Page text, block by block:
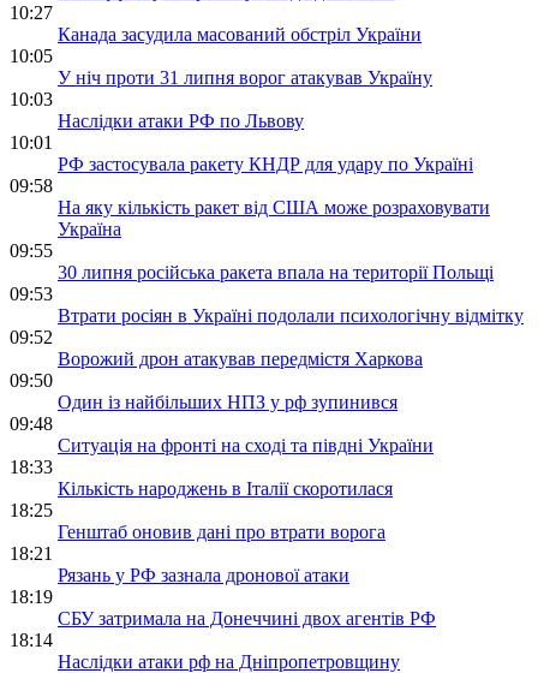
10:27
Канада засудила масований обстріл України
10:05
У ніч проти 31 липня ворог атакував Україну
10:03
Наслідки атаки РФ по Львову
10:01
РФ застосувала ракету КНДР для удару по Україні
09:58
На яку кількість ракет від США може розраховувати
Україна
09:55
30 липня російська ракета впала на території Польщі
09:53
Втрати росіян в Україні подолали психологічну відмітку
09:52
Ворожий дрон атакував передмістя Харкова
09:50
Один із найбільших НПЗ у рф зупинився
09:48
Ситуація на фронті на сході та півдні України
18:33
Кількість народжень в Італії скоротилася
18:25
Генштаб оновив дані про втрати ворога
18:21
Рязань у РФ зазнала дронової атаки
18:19
СБУ затримала на Донеччині двох агентів РФ
18:14
Наслідки атаки рф на Дніпропетровщину